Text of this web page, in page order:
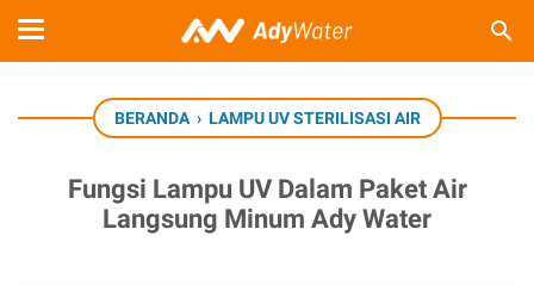
BERANDA › LAMPU UV STERILISASI AIR
Fungsi Lampu UV Dalam Paket Air
Langsung Minum Ady Water